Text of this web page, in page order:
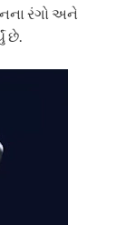
રંગો અને
છે.